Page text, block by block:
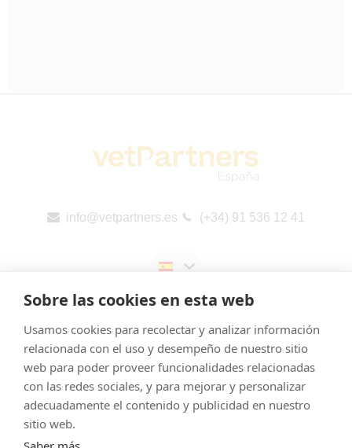
Sobre las cookies en esta web
Usamos cookies para recolectar y analizar información
relacionada con el uso y desempeño de nuestro sitio
web para poder proveer funcionalidades relacionadas
con las redes sociales, y para mejorar y personalizar
adecuadamente el contenido y publicidad en nuestro
sitio web.
info@vetpartners.es (+34) 91 536 12 41
Aviso legal
Cookies